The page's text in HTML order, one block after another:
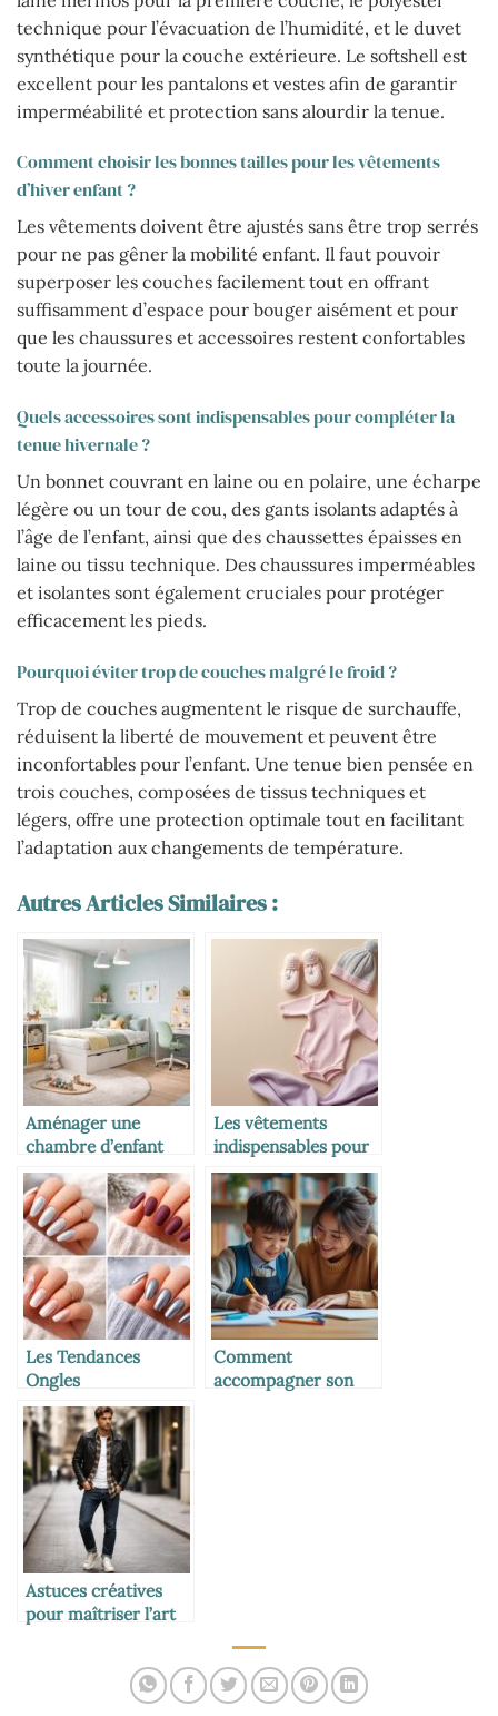
technique pour l’évacuation de l’humidité, et le duvet
synthétique pour la couche extérieure. Le softshell est
excellent pour les pantalons et vestes afin de garantir
imperméabilité et protection sans alourdir la tenue.
Comment choisir les bonnes tailles pour les vêtements
d’hiver enfant ?
Les vêtements doivent être ajustés sans être trop serrés
pour ne pas gêner la mobilité enfant. Il faut pouvoir
superposer les couches facilement tout en offrant
suffisamment d’espace pour bouger aisément et pour
que les chaussures et accessoires restent confortables
toute la journée.
Quels accessoires sont indispensables pour compléter la
tenue hivernale ?
Un bonnet couvrant en laine ou en polaire, une écharpe
légère ou un tour de cou, des gants isolants adaptés à
l’âge de l’enfant, ainsi que des chaussettes épaisses en
laine ou tissu technique. Des chaussures imperméables
et isolantes sont également cruciales pour protéger
efficacement les pieds.
Pourquoi éviter trop de couches malgré le froid ?
Trop de couches augmentent le risque de surchauffe,
réduisent la liberté de mouvement et peuvent être
inconfortables pour l’enfant. Une tenue bien pensée en
trois couches, composées de tissus techniques et
légers, offre une protection optimale tout en facilitant
l’adaptation aux changements de température.
Autres Articles Similaires :
Aménager une
chambre d’enfant
avec IKEA : idées et
inspirations
pratiques
Les vêtements
indispensables pour
un nouveau-né
Les Tendances
Ongles
Incontournables
pour l’Hiver 2026
Comment
accompagner son
Astuces créatives
pour maîtriser l’art